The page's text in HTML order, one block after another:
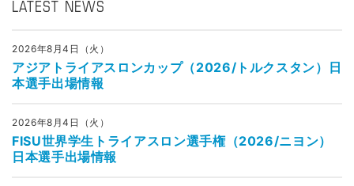
LATEST NEWS
2026年8月4日（火）
アジアトライアスロンカップ（2026/トルクスタン）日
本選手出場情報
2026年8月4日（火）
FISU世界学生トライアスロン選手権（2026/ニヨン）
日本選手出場情報